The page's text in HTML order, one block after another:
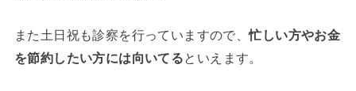
また土日祝も診察を行っていますので、忙しい方やお金
を節約したい方には向いてるといえます。